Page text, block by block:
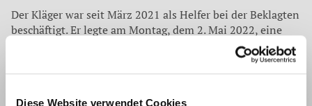
Diese Website verwendet Cookies
Der Kläger war seit März 2021 als Helfer bei der Beklagten
beschäftigt. Er legte am Montag, dem 2. Mai 2022, eine
Arbeitsunfähigkeitsbescheinigung für die Zeit vom 2. bis
zum 6. Mai 2022 vor. Mit Schreiben vom 2. Mai 2022, das
dem Kläger am 3. Mai 2022 zuging, kündigte die Beklagte